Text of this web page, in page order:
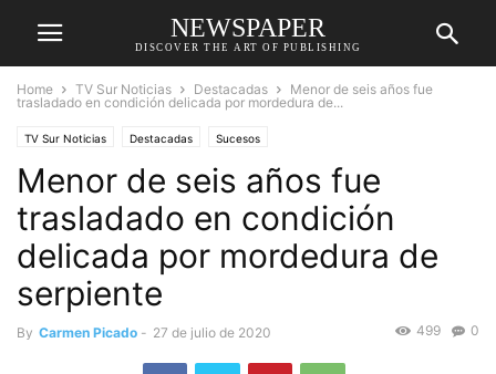
NEWSPAPER
DISCOVER THE ART OF PUBLISHING
Home TV Sur Noticias Destacadas
Menor de seis años fue
trasladado en condición delicada por mordedura de...
TV Sur Noticias Destacadas Sucesos
Menor de seis años fue
trasladado en condición
delicada por mordedura de
serpiente
By Carmen Picado - 27 de julio de 2020 0
499